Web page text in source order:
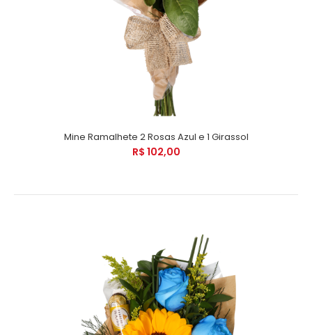
Mine Ramalhete 2 Rosas Azul e 1 Girassol
R$ 102,00